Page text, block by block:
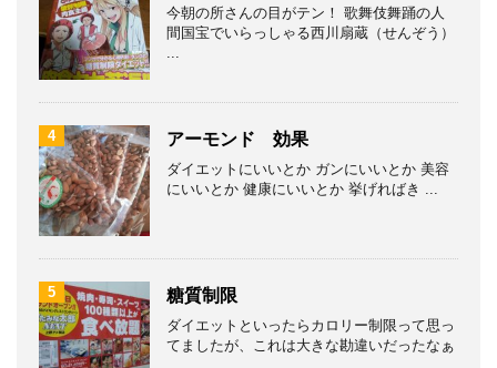
今朝の所さんの目がテン！ 歌舞伎舞踊の人
間国宝でいらっしゃる西川扇蔵（せんぞう）
...
4 アーモンド 効果
ダイエットにいいとか ガンにいいとか 美容
にいいとか 健康にいいとか 挙げればき ...
5 糖質制限
ダイエットといったらカロリー制限って思っ
てましたが、これは大きな勘違いだったなぁ